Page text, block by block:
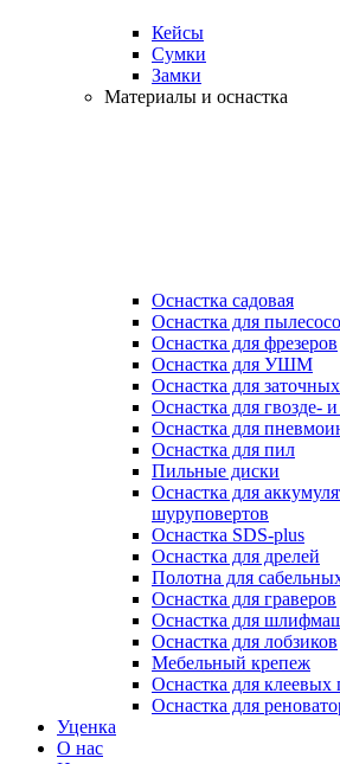
Кейсы
Сумки
Замки
Материалы и оснастка
Оснастка садовая
Оснастка для
Оснастка для фрезеров
Оснастка для УШМ
Оснастка для
Оснастка для гвозде-
Оснастка для
Оснастка для пил
Пильные диски
Оснастка для
шуруповертов
Оснастка SDS-plus
Оснастка для дрелей
Полотна для
Оснастка для граверов
Оснастка для
Оснастка для лобзиков
Мебельный крепеж
Оснастка для клеевых
Оснастка для
Уценка
О нас